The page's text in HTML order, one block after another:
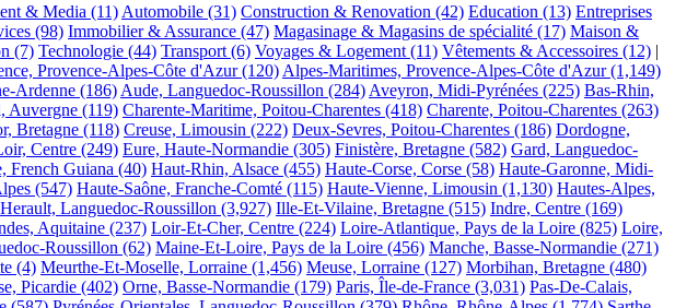
& Media (11) Automobile (31) Construction & Renovation (42) Education (13) Entreprises
(98) Immobilier & Assurance (47) Magasinage & Magasins de spécialité (17) Maison &
(7) Technologie (44) Transport (6) Voyages & Logement (11) Vêtements & Accessoires (12) |
Provence-Alpes-Côte d'Azur (120) Alpes-Maritimes, Provence-Alpes-Côte d'Azur (1,149)
Ardenne (186) Aude, Languedoc-Roussillon (284) Aveyron, Midi-Pyrénées (225) Bas-Rhin,
Auvergne (119) Charente-Maritime, Poitou-Charentes (418) Charente, Poitou-Charentes (263)
Bretagne (118) Creuse, Limousin (222) Deux-Sevres, Poitou-Charentes (186) Dordogne,
Centre (249) Eure, Haute-Normandie (305) Finistère, Bretagne (582) Gard, Languedoc-
French Guiana (40) Haut-Rhin, Alsace (455) Haute-Corse, Corse (58) Haute-Garonne, Midi-
(547) Haute-Saône, Franche-Comté (115) Haute-Vienne, Limousin (1,130) Hautes-Alpes,
Herault, Languedoc-Roussillon (3,927) Ille-Et-Vilaine, Bretagne (515) Indre, Centre (169)
Aquitaine (237) Loir-Et-Cher, Centre (224) Loire-Atlantique, Pays de la Loire (825) Loire,
Roussillon (62) Maine-Et-Loire, Pays de la Loire (456) Manche, Basse-Normandie (271)
(4) Meurthe-Et-Moselle, Lorraine (1,456) Meuse, Lorraine (127) Morbihan, Bretagne (480)
Picardie (402) Orne, Basse-Normandie (179) Paris, Île-de-France (3,031) Pas-De-Calais,